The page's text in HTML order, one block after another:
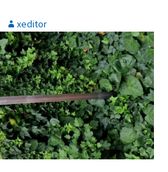
xeditor